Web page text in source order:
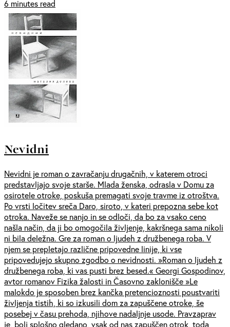
6 minutes read
Nevidni
Nevidni je roman o zavračanju drugačnih, v katerem otroci
predstavljajo svoje starše. Mlada ženska, odrasla v Domu za
osirotele otroke, poskuša premagati svoje travme iz otroštva.
Po vrsti ločitev sreča Daro, siroto, v kateri prepozna sebe kot
otroka. Naveže se nanjo in se odloči, da bo za vsako ceno
našla način, da ji bo omogočila življenje, kakršnega sama nikoli
ni bila deležna. Gre za roman o ljudeh z družbenega roba. V
njem se prepletajo različne pripovedne linije, ki vse
pripovedujejo skupno zgodbo o nevidnosti. »Roman o ljudeh z
družbenega roba, ki vas pusti brez besed.« Georgi Gospodinov,
avtor romanov Fizika žalosti in Časovno zaklonišče »Le
malokdo je sposoben brez kančka pretencioznosti poustvariti
življenja tistih, ki so izkusili dom za zapuščene otroke, še
posebej v času prehoda, njihove nadaljnje usode. Pravzaprav
je, bolj splošno gledano, vsak od nas zapuščen otrok, toda